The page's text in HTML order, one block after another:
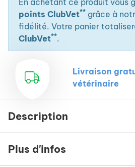
En achetant ce produit vous
points ClubVet** grâce à
fidélité. Votre panier
ClubVet**.
Livraison
vétérinaire
Description
Plus d'infos